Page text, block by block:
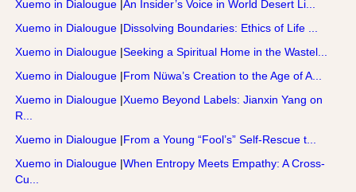
Xuemo in Dialougue |An Insider’s Voice in World Desert Li...
Xuemo in Dialougue |Dissolving Boundaries: Ethics of Life ...
Xuemo in Dialougue |Seeking a Spiritual Home in the Wastel...
Xuemo in Dialougue |From Nüwa’s Creation to the Age of A...
Xuemo in Dialougue |Xuemo Beyond Labels: Jianxin Yang on
R...
Xuemo in Dialougue |From a Young “Fool’s” Self-Rescue t...
Xuemo in Dialougue |When Entropy Meets Empathy: A Cross-
Cu...